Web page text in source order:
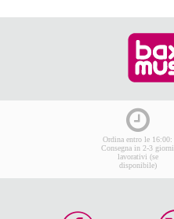
Ordina entro le 16:00:
Consegna in 2-3 giorni
lavorativi (se
disponibile)